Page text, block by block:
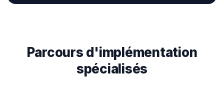
Parcours d'implémentation
spécialisés